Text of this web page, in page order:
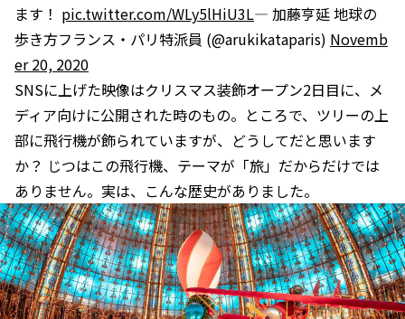
ます！ pic.twitter.com/WLy5lHiU3L— 加藤亨延 地球の
歩き方フランス・パリ特派員 (@arukikataparis) Novemb
er 20, 2020
SNSに上げた映像はクリスマス装飾オープン2日目に、メ
ディア向けに公開された時のもの。ところで、ツリーの上
部に飛行機が飾られていますが、どうしてだと思います
か？ じつはこの飛行機、テーマが「旅」だからだけでは
ありません。実は、こんな歴史がありました。